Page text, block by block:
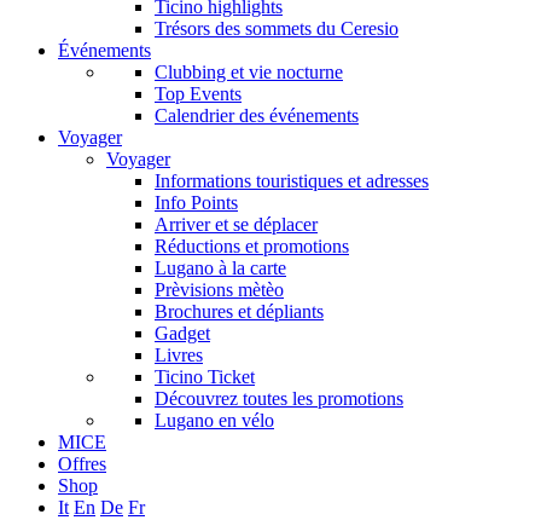
Ticino highlights
Trésors des sommets du Ceresio
Événements
Clubbing et vie nocturne
Top Events
Calendrier des événements
Voyager
Voyager
Informations touristiques et adresses
Info Points
Arriver et se déplacer
Réductions et promotions
Lugano à la carte
Prèvisions mètèo
Brochures et dépliants
Gadget
Livres
Ticino Ticket
Découvrez toutes les promotions
Lugano en vélo
MICE
Offres
Shop
It En De Fr